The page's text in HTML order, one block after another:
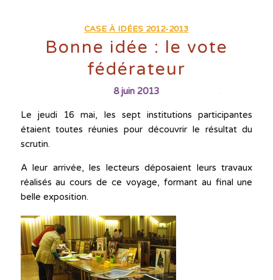
CASE À IDÉES 2012-2013
Bonne idée : le vote
fédérateur
8 juin 2013
Le jeudi 16 mai, les sept institutions participantes
étaient toutes réunies pour découvrir le résultat du
scrutin.
A leur arrivée, les lecteurs déposaient leurs travaux
réalisés au cours de ce voyage, formant au final une
belle exposition.